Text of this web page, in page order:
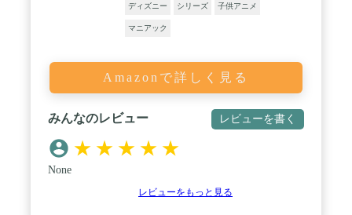
ディズニー シリーズ 子供アニメ
マニアック
Amazonで詳しく見る
みんなのレビュー レビューを書く
★ ★ ★ ★ ★
None
レビューをもっと見る